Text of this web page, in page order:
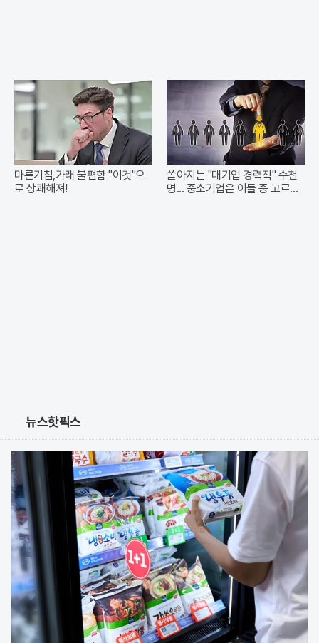
마른기침,가래 불편함 "이것"으
로 상쾌해져!
쏟아지는 "대기업 경력직" 수천
명... 중소기업은 이들 중 고르면
뉴스핫픽스